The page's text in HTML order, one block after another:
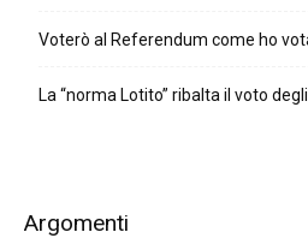
Voterò al Referendum come ho
La “norma Lotito” ribalta il voto
Argomenti